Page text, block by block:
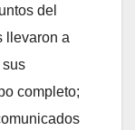
del
llevaron a
sus
completo;